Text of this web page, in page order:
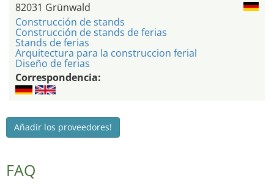
82031 Grünwald
Construcción de stands
Construcción de stands de ferias
Stands de ferias
Arquitectura para la construccion ferial
Diseño de ferias
Correspondencia:
Añadir los proveedores!
FAQ